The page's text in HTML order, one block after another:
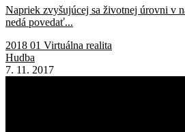
Napriek zvyšujúcej sa životnej úrovni v
nedá povedať...
2018 01 Virtuálna realita
Hudba
7. 11. 2017